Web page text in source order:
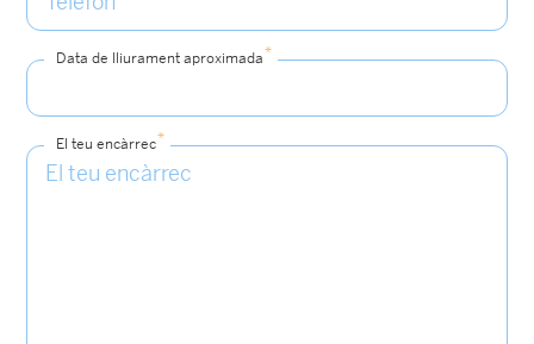
Data de lliurament aproximada*
El teu encàrrec*